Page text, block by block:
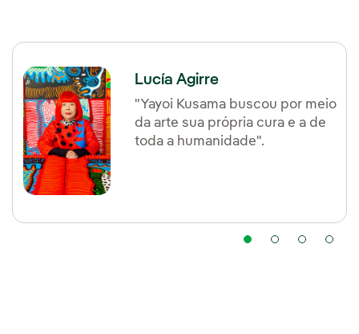
Lucía Agirre
"Yayoi Kusama buscou por meio
da arte sua própria cura e a de
toda a humanidade".